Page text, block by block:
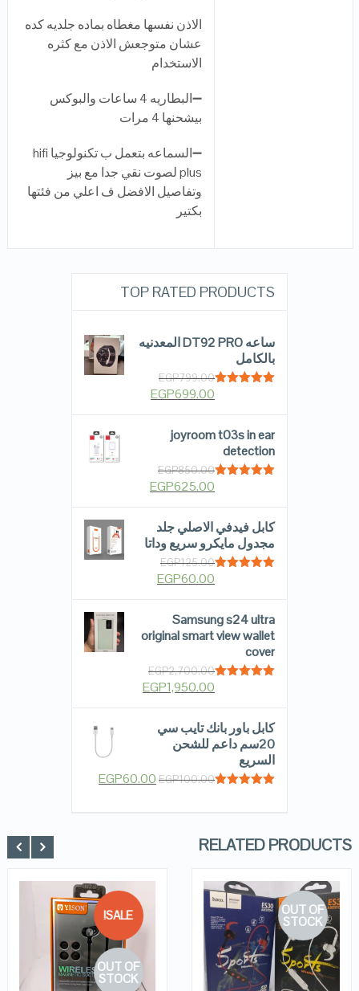
الاذن نفسها مغطاه بماده جلديه كده
عشان متوجعش الاذن مع كثره
الاستخدام
➖البطاريه 4 ساعات والبوكس
بيشحنها 4 مرات
➖السماعه بتعمل ب تكنولوجيا hifi
plus لصوت نقي جدا مع بيز
وتفاصيل الافضل ف اعلي من فئتها
بكتير
TOP RATED PRODUCTS
ساعه DT92 PRO المعدنيه
بالكامل
EGP799.00
EGP699.00
joyroom t03s in ear
detection
EGP850.00
EGP625.00
كابل فيدفي الاصلي جلد
مجدول مايكرو سريع وداتا
EGP125.00
EGP60.00
Samsung s24 ultra
original smart view wallet
cover
EGP2,700.00
EGP1,950.00
كابل باور بانك تايب سي
20سم داعم للشحن
السريع
EGP100.00
EGP60.00
RELATED PRODUCTS
OUT OF
STOCK
QUICK LOOK
VIEW DETAILS
SALE!
OUT OF
STOCK
QUICK LOOK
VIEW DETAILS